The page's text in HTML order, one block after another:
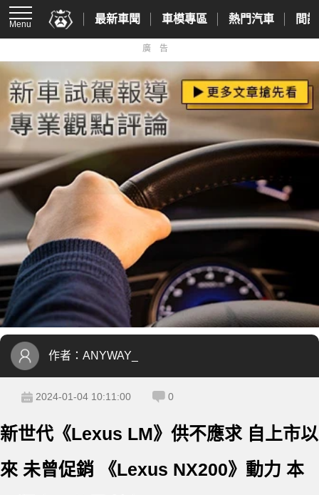
Menu 最新車聞 車模專區 熱門汽車 間
廣告
作者： ANYWAY_
2024-01-04 10:11:00 0
新世代《Lexus LM》供不應求 自上市以
來 未曾促銷 《Lexus NX200》動力 本